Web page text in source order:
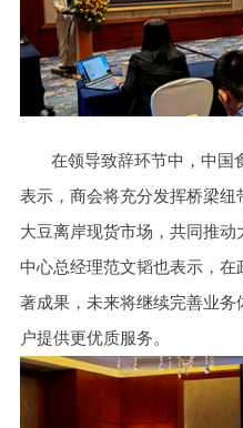
在领导致辞环节中，中国
表示，商会将充分发挥桥梁
大豆离岸现货市场，共同推
中心总经理范文韬也表示，
著成果，未来将继续完善业
户提供更优质服务。